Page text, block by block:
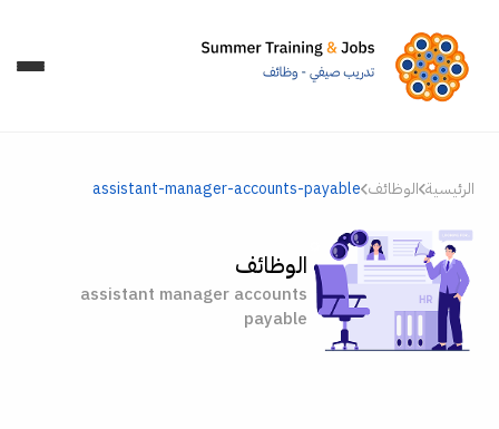
الرئيسية الوظائف assistant-manager-accounts-payable
الوظائف
assistant manager accounts
payable